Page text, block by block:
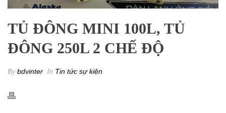
TỦ ĐÔNG MINI 100L, TỦ
ĐÔNG 250L 2 CHẾ ĐỘ
By bdvinter In Tin tức sự kiện